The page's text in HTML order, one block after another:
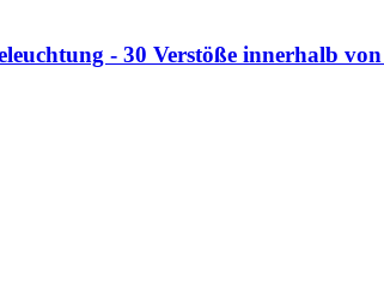
- 30 Verstöße innerhalb